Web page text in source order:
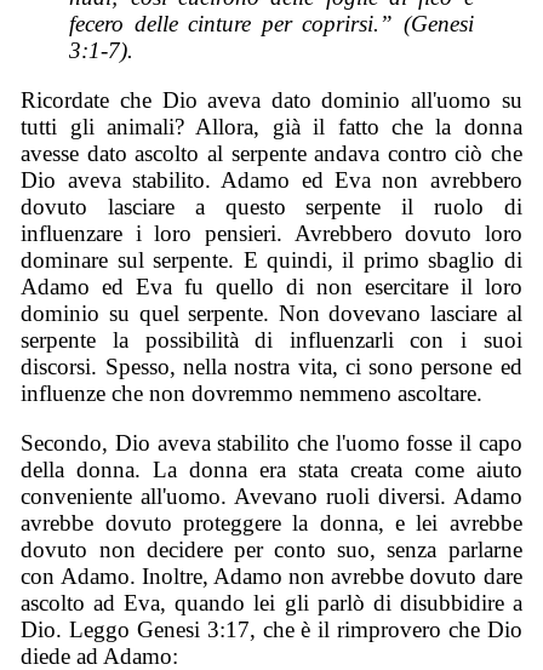
fecero delle cinture per coprirsi.” (Genesi
3:1-7).
Ricordate che Dio aveva dato dominio all'uomo su
tutti gli animali? Allora, già il fatto che la donna
avesse dato ascolto al serpente andava contro ciò che
Dio aveva stabilito. Adamo ed Eva non avrebbero
dovuto lasciare a questo serpente il ruolo di
influenzare i loro pensieri. Avrebbero dovuto loro
dominare sul serpente. E quindi, il primo sbaglio di
Adamo ed Eva fu quello di non esercitare il loro
dominio su quel serpente. Non dovevano lasciare al
serpente la possibilità di influenzarli con i suoi
discorsi. Spesso, nella nostra vita, ci sono persone ed
influenze che non dovremmo nemmeno ascoltare.
Secondo, Dio aveva stabilito che l'uomo fosse il capo
della donna. La donna era stata creata come aiuto
conveniente all'uomo. Avevano ruoli diversi. Adamo
avrebbe dovuto proteggere la donna, e lei avrebbe
dovuto non decidere per conto suo, senza parlarne
con Adamo. Inoltre, Adamo non avrebbe dovuto dare
ascolto ad Eva, quando lei gli parlò di disubbidire a
Dio. Leggo Genesi 3:17, che è il rimprovero che Dio
diede ad Adamo: